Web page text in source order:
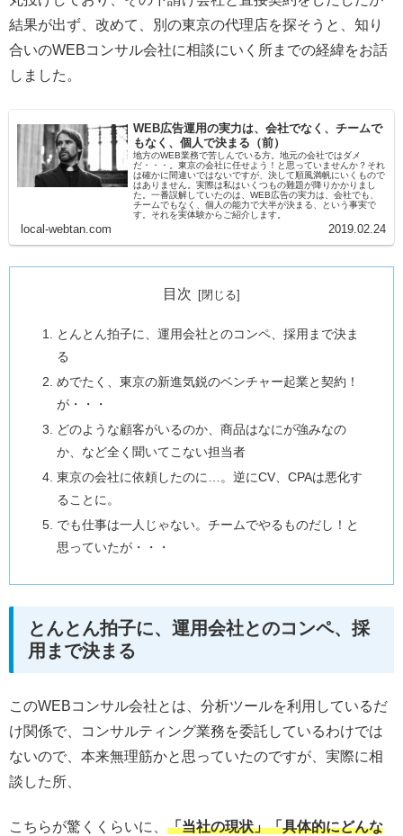
結果が出ず、改めて、別の東京の代理店を探そうと、知り
合いのWEBコンサル会社に相談にいく所までの経緯をお話
しました。
WEB広告運用の実力は、会社でなく、チームで
もなく、個人で決まる（前）
地方のWEB業務で苦しんでいる方。地元の会社ではダメ
だ・・・。東京の会社に任せよう！と思っていませんか？それ
は確かに間違いではないですが、決して順風満帆にいくもので
はありません。実際は私はいくつもの難題が降りかかりまし
た。一番誤解していたのは、WEB広告の実力は、会社でも、
チームでもなく、個人の能力で大半が決まる、という事実で
す。それを実体験からご紹介します。
local-webtan.com 2019.02.24
目次
とんとん拍子に、運用会社とのコンペ、採用まで決ま
る
めでたく、東京の新進気鋭のベンチャー起業と契約！
が・・・
どのような顧客がいるのか、商品はなにが強みなの
か、など全く聞いてこない担当者
東京の会社に依頼したのに…。逆にCV、CPAは悪化す
ることに。
でも仕事は一人じゃない。チームでやるものだし！と
思っていたが・・・
とんとん拍子に、運用会社とのコンペ、採
用まで決まる
このWEBコンサル会社とは、分析ツールを利用しているだ
け関係で、コンサルティング業務を委託しているわけでは
ないので、本来無理筋かと思っていたのですが、実際に相
談した所、
こちらが驚くくらいに、 「当社の現状」「具体的にどんな